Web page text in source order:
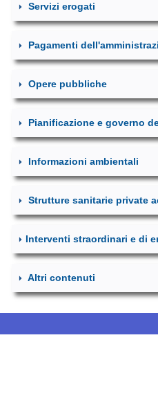
Servizi erogati
Pagamenti
Opere pubbliche
Pianificazione e governo
Informazioni ambientali
Strutture sanitarie private
Interventi straordinari e di
Altri contenuti